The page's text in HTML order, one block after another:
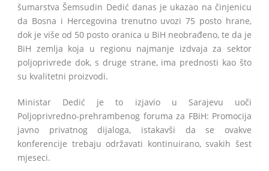
šumarstva Šemsudin Dedić danas je ukazao na činjenicu
da Bosna i Hercegovina trenutno uvozi 75 posto hrane,
dok je više od 50 posto oranica u BiH neobrađeno, te da je
BiH zemlja koja u regionu najmanje izdvaja za sektor
poljoprivrede dok, s druge strane, ima prednosti kao što
su kvalitetni proizvodi.
Ministar Dedić je to izjavio u Sarajevu uoči
Poljoprivredno-prehrambenog foruma za FBiH: Promocija
javno privatnog dijaloga, istakavši da se ovakve
konferencije trebaju održavati kontinuirano, svakih šest
mjeseci.